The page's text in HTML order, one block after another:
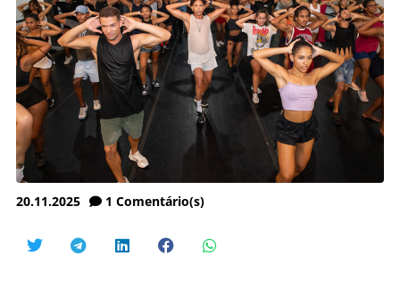
20.11.2025 1 Comentário(s)